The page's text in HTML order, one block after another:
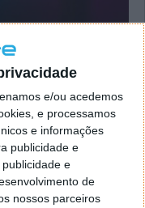
e/ou acedemos
e processamos
e informações
publicidade e
e
de
nossos parceiros
com o fim do
do iOS. O Kodi irá
das versões mais
foi complicada